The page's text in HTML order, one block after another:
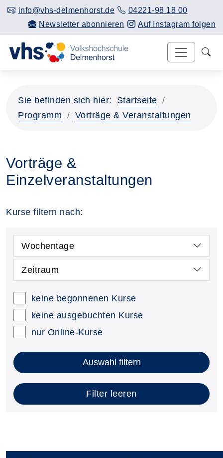
info@vhs-delmenhorst.de
04221-98 18 00
Newsletter abonnieren
Auf Instagram folgen
Sie befinden sich hier:
Startseite
Programm
Vorträge & Veranstaltungen
Vorträge &
Einzelveranstaltungen
Kurse filtern nach:
Wochentage
Zeitraum
keine begonnenen Kurse
keine ausgebuchten Kurse
nur Online-Kurse
Auswahl filtern
Filter leeren